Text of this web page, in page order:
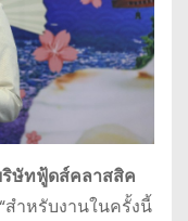
ริษัทฟู้ดส์คลาสสิค
สำหรับงานในครั้งนี้